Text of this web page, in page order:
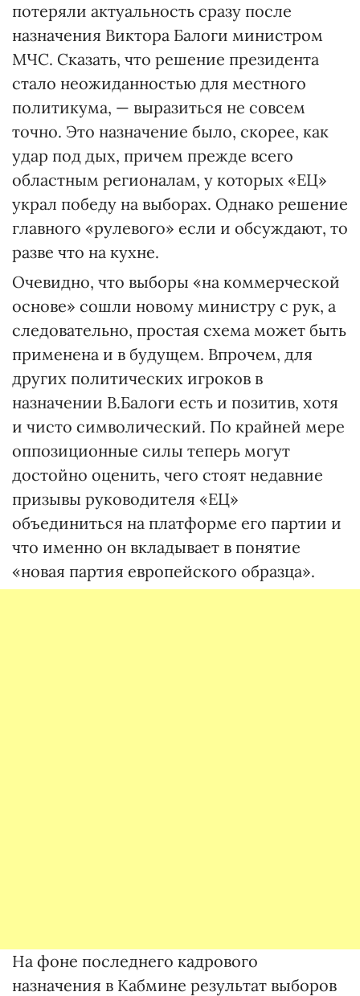
потеряли актуальность сразу после
назначения Виктора Балоги министром
МЧС. Сказать, что решение президента
стало неожиданностью для местного
политикума, — выразиться не совсем
точно. Это назначение было, скорее, как
удар под дых, причем прежде всего
областным регионалам, у которых «ЕЦ»
украл победу на выборах. Однако решение
главного «рулевого» если и обсуждают, то
разве что на кухне.
Очевидно, что выборы «на коммерческой
основе» сошли новому министру с рук, а
следовательно, простая схема может быть
применена и в будущем. Впрочем, для
других политических игроков в
назначении В.Балоги есть и позитив, хотя
и чисто символический. По крайней мере
оппозиционные силы теперь могут
достойно оценить, чего стоят недавние
призывы руководителя «ЕЦ»
объединиться на платформе его партии и
что именно он вкладывает в понятие
«новая партия европейского образца».
На фоне последнего кадрового
назначения в Кабмине результат выборов